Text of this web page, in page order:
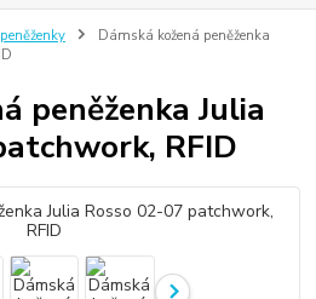
Dámská kožená peněženka
peněženka Julia
RFID